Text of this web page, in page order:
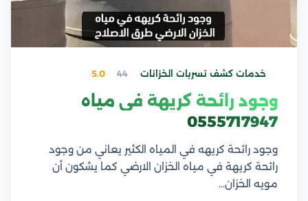
خدمات كشف تسربات الخزانات 44
5.0
وجود رائحة كريهة في مياه
0555717947
وجود رائحة كريهه في المياه الكثير يعاني من وجود
رائحة كريهة في مياه الخزان الارضي كما يشكون أن
مويه الخزان…